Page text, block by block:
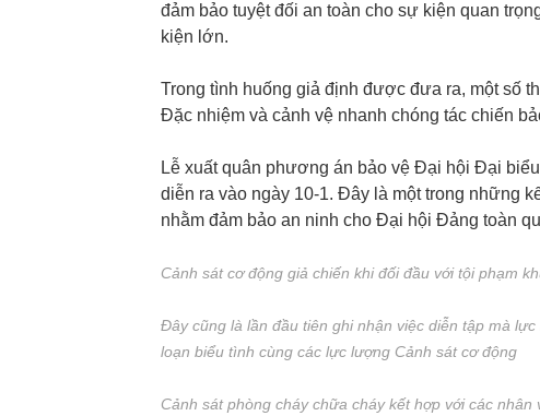
đảm bảo tuyệt đối an toàn cho sự kiện quan
kiện lớn.
Trong tình huống giả định được đưa ra, một số
Đặc nhiệm và cảnh vệ nhanh chóng tác chiến
Lễ xuất quân phương án bảo vệ Đại hội Đại
diễn ra vào ngày 10-1. Đây là một trong những
nhằm đảm bảo an ninh cho Đại hội Đảng toàn
Cảnh sát cơ động giả chiến khi đối đầu với tội phạm
Đây cũng là lần đầu tiên ghi nhận việc diễn tập mà
loạn biểu tình cùng các lực lượng Cảnh sát cơ động
Cảnh sát phòng cháy chữa cháy kết hợp với các nhân